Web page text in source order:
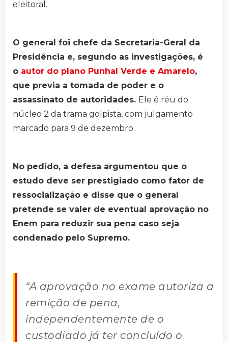
eleitoral.
O general foi chefe da Secretaria-Geral da
Presidência e, segundo as investigações, é
o autor do plano Punhal Verde e Amarelo,
que previa a tomada de poder e o
assassinato de autoridades. Ele é réu do
núcleo 2 da trama golpista, com julgamento
marcado para 9 de dezembro.
No pedido, a defesa argumentou que o
estudo deve ser prestigiado como fator de
ressocialização e disse que o general
pretende se valer de eventual aprovação no
Enem para reduzir sua pena caso seja
condenado pelo Supremo.
“A aprovação no exame autoriza a
remição de pena,
independentemente de o
custodiado já ter concluído o